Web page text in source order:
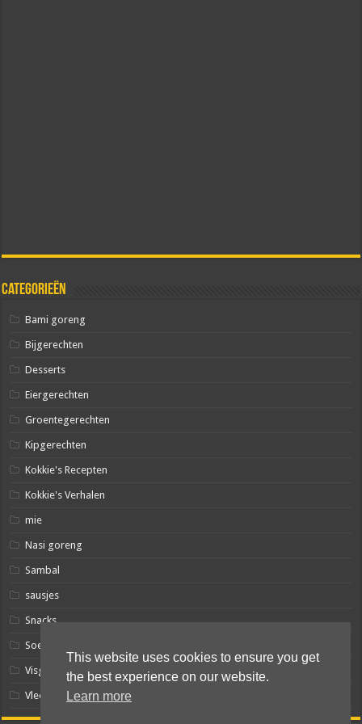
Categorieën
Bami goreng
Bijgerechten
Desserts
Eiergerechten
Groentegerechten
Kipgerechten
Kokkie's Recepten
Kokkie's Verhalen
mie
Nasi goreng
Sambal
sausjes
Snacks
Soep-achtigen
Visgerechten
Vleesgerechten
This website uses cookies to ensure you get
the best experience on our website.
Learn more